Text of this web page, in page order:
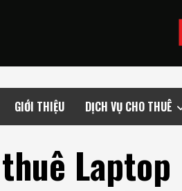
GIỚI THIỆU DỊCH VỤ CHO THUÊ
Laptop